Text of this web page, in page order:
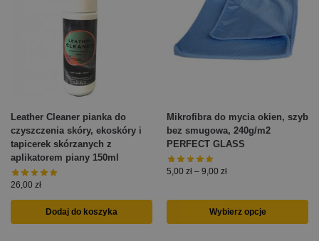
Leather Cleaner pianka do
czyszczenia skóry, ekoskóry i
tapicerek skórzanych z
aplikatorem piany 150ml
26,00 zł
Dodaj do koszyka
Mikrofibra do mycia okien, szyb
bez smugowa, 240g/m2
PERFECT GLASS
5,00 zł – 9,00 zł
Wybierz opcje